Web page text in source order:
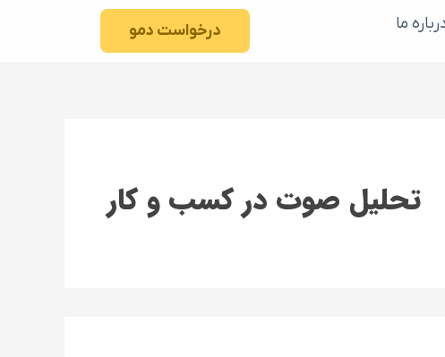
ما درخواست دمو
تحلیل صوت در کسب و کار